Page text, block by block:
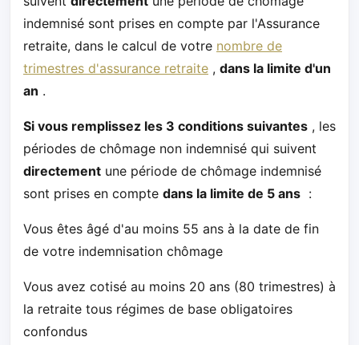
indemnisé sont prises en compte par l'Assurance
retraite, dans le calcul de votre nombre de
trimestres d'assurance retraite , dans la limite d'un
an .
Si vous remplissez les 3 conditions suivantes , les
périodes de chômage non indemnisé qui suivent
directement une période de chômage indemnisé
sont prises en compte dans la limite de 5 ans :
Vous êtes âgé d'au moins 55 ans à la date de fin
de votre indemnisation chômage
Vous avez cotisé au moins 20 ans (80 trimestres) à
la retraite tous régimes de base obligatoires
confondus